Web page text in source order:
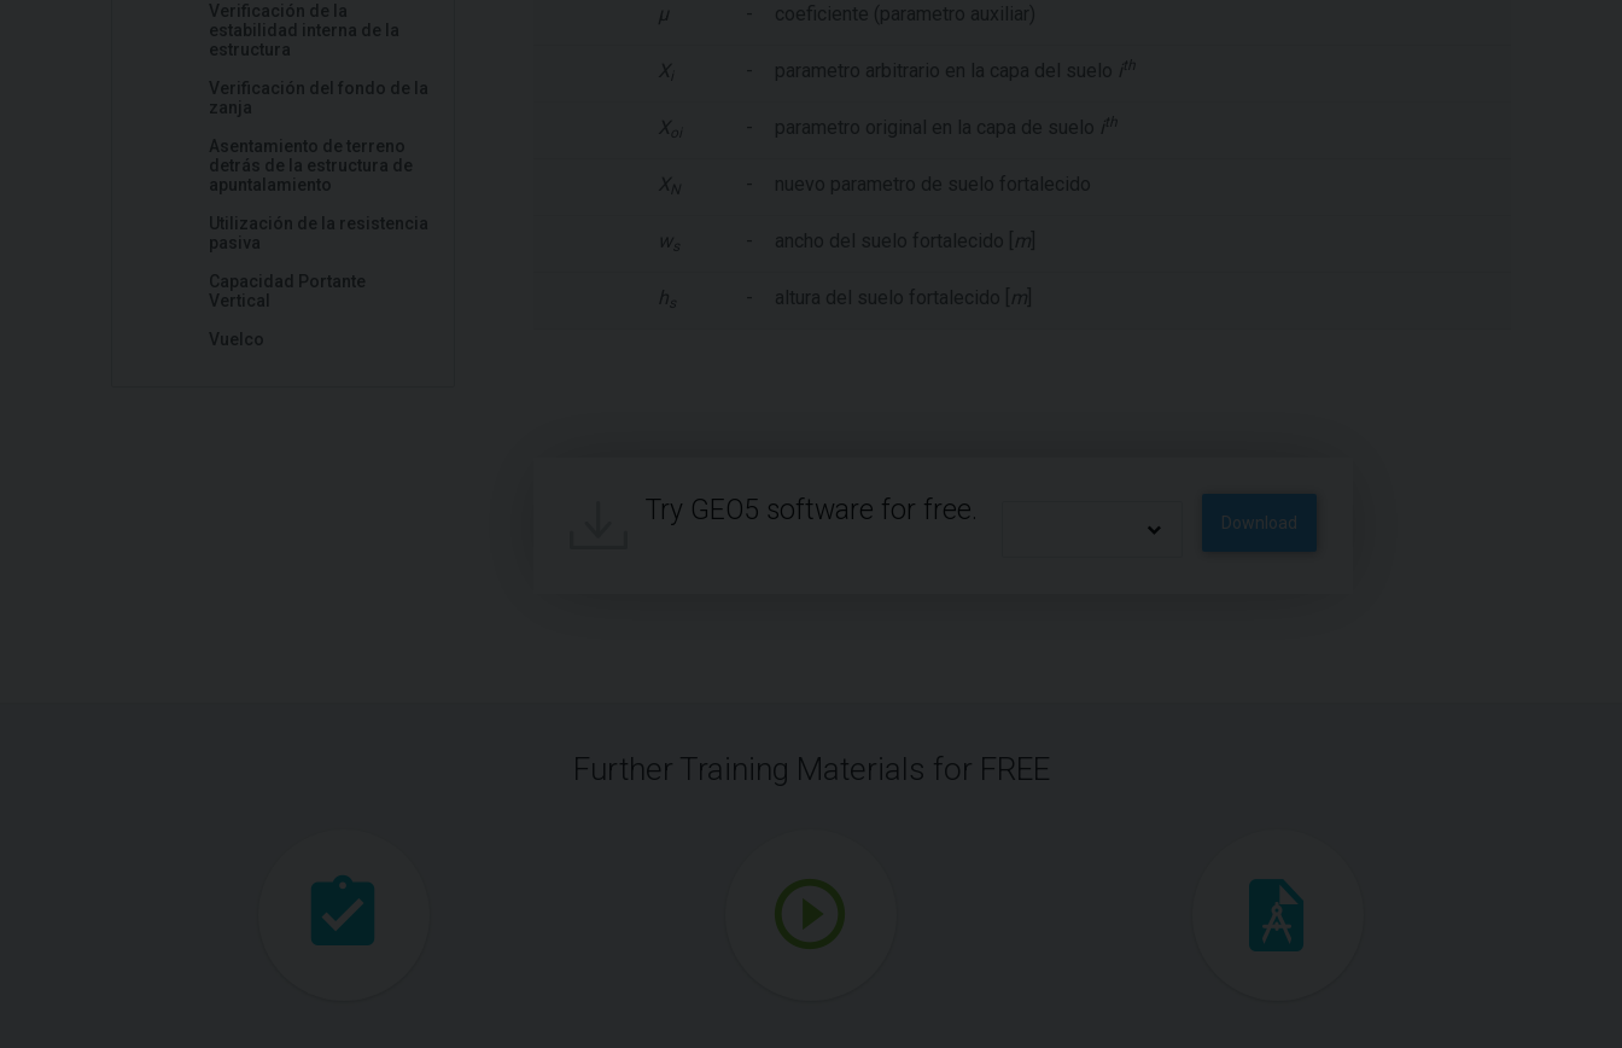
Verificación de la
estabilidad interna de la
estructura
Verificación del fondo de la
zanja
Asentamiento de terreno
detrás de la estructura de
apuntalamiento
Utilización de la resistencia
pasiva
Capacidad Portante
Vertical
Vuelco
μ - coeficiente (parametro auxiliar)
X - parametro arbitrario en la capa del suelo ith
X - parametro original en la capa de suelo ith
X N - nuevo parametro de suelo fortalecido
ws - ancho del suelo fortalecido [ m
hs - altura del suelo fortalecido [ m
Try GEO5 software for free. Download
Further Training Materials for FREE